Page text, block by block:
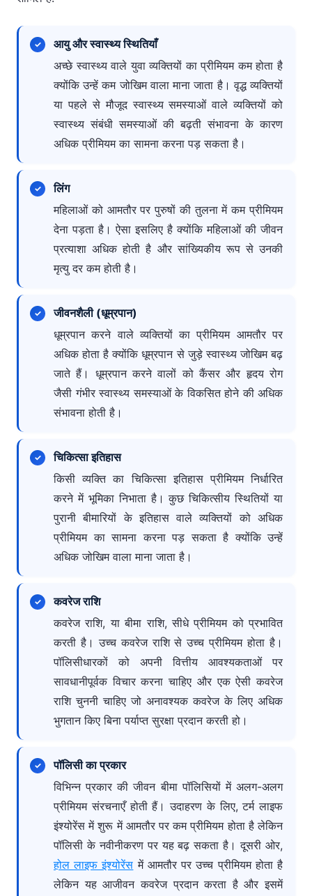
आयु और स्वास्थ्य स्थितियाँ
अच्छे स्वास्थ्य वाले युवा व्यक्तियों का प्रीमियम कम होता है
क्योंकि उन्हें कम जोखिम वाला माना जाता है। वृद्ध व्यक्तियों
या पहले से मौजूद स्वास्थ्य समस्याओं वाले व्यक्तियों को
स्वास्थ्य संबंधी समस्याओं की बढ़ती संभावना के कारण
अधिक प्रीमियम का सामना करना पड़ सकता है।
लिंग
महिलाओं को आमतौर पर पुरुषों की तुलना में कम प्रीमियम
देना पड़ता है। ऐसा इसलिए है क्योंकि महिलाओं की जीवन
प्रत्याशा अधिक होती है और सांख्यिकीय रूप से उनकी
मृत्यु दर कम होती है।
जीवनशैली (धूम्रपान)
धूम्रपान करने वाले व्यक्तियों का प्रीमियम आमतौर पर
अधिक होता है क्योंकि धूम्रपान से जुड़े स्वास्थ्य जोखिम बढ़
जाते हैं। धूम्रपान करने वालों को कैंसर और हृदय रोग
जैसी गंभीर स्वास्थ्य समस्याओं के विकसित होने की अधिक
संभावना होती है।
चिकित्सा इतिहास
किसी व्यक्ति का चिकित्सा इतिहास प्रीमियम निर्धारित
करने में भूमिका निभाता है। कुछ चिकित्सीय स्थितियों या
पुरानी बीमारियों के इतिहास वाले व्यक्तियों को अधिक
प्रीमियम का सामना करना पड़ सकता है क्योंकि उन्हें
अधिक जोखिम वाला माना जाता है।
कवरेज राशि
कवरेज राशि, या बीमा राशि, सीधे प्रीमियम को प्रभावित
करती है। उच्च कवरेज राशि से उच्च प्रीमियम होता है।
पॉलिसीधारकों को अपनी वित्तीय आवश्यकताओं पर
सावधानीपूर्वक विचार करना चाहिए और एक ऐसी कवरेज
राशि चुननी चाहिए जो अनावश्यक कवरेज के लिए अधिक
भुगतान किए बिना पर्याप्त सुरक्षा प्रदान करती हो।
पॉलिसी का प्रकार
विभिन्न प्रकार की जीवन बीमा पॉलिसियों में अलग-अलग
प्रीमियम संरचनाएँ होती हैं। उदाहरण के लिए, टर्म लाइफ
इंश्योरेंस में शुरू में आमतौर पर कम प्रीमियम होता है लेकिन
पॉलिसी के नवीनीकरण पर यह बढ़ सकता है। दूसरी ओर,
होल लाइफ इंश्योरेंस में आमतौर पर उच्च प्रीमियम होता है
लेकिन यह आजीवन कवरेज प्रदान करता है और इसमें